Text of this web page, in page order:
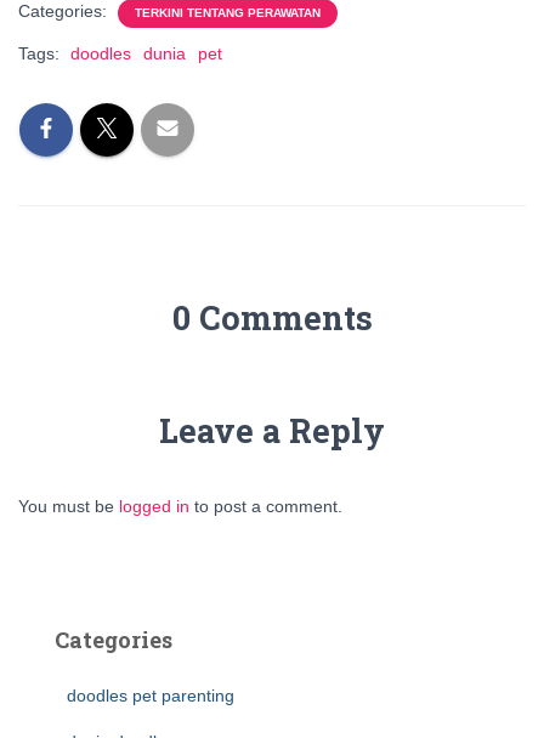
Categories: TERKINI TENTANG PERAWATAN
Tags: doodles dunia pet
0 Comments
Leave a Reply
You must be logged in to post a comment.
Categories
doodles pet parenting